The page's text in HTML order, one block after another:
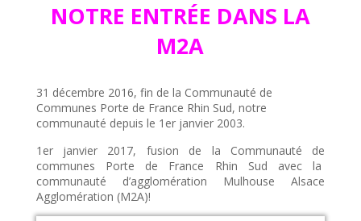
NOTRE ENTRÉE DANS LA
M2A
31 décembre 2016, fin de la Communauté de
Communes Porte de France Rhin Sud, notre
communauté depuis le 1er janvier 2003.
1er janvier 2017, fusion de la Communauté de
communes Porte de France Rhin Sud avec la
communauté d’agglomération Mulhouse Alsace
Agglomération (M2A)!